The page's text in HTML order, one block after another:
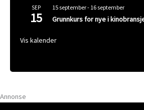
SEP
15
15 september- 16 september
Grunnkurs for nye i
Vis kalender
Annonse